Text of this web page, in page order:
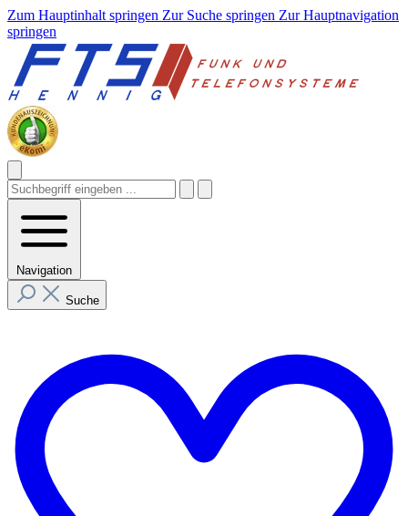
Zum Hauptinhalt springen Zur Suche springen Zur Hauptnavigation
springen
Navigation
Suche